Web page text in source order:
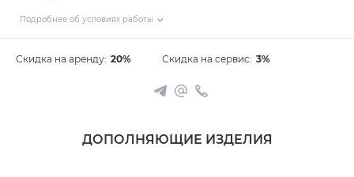
Подробнее об условиях работы
Скидка на аренду: 20% Скидка на сервис: 3%
ДОПОЛНЯЮЩИЕ ИЗДЕЛИЯ